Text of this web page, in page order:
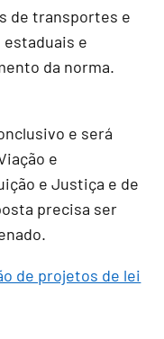
de transportes e
e
da norma.
e será
e
e Justiça e de
precisa ser
de projetos de lei